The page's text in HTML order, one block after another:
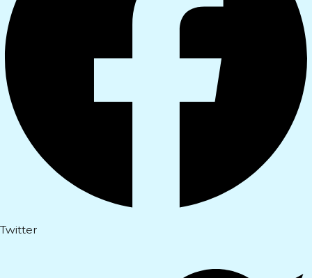
Twitter